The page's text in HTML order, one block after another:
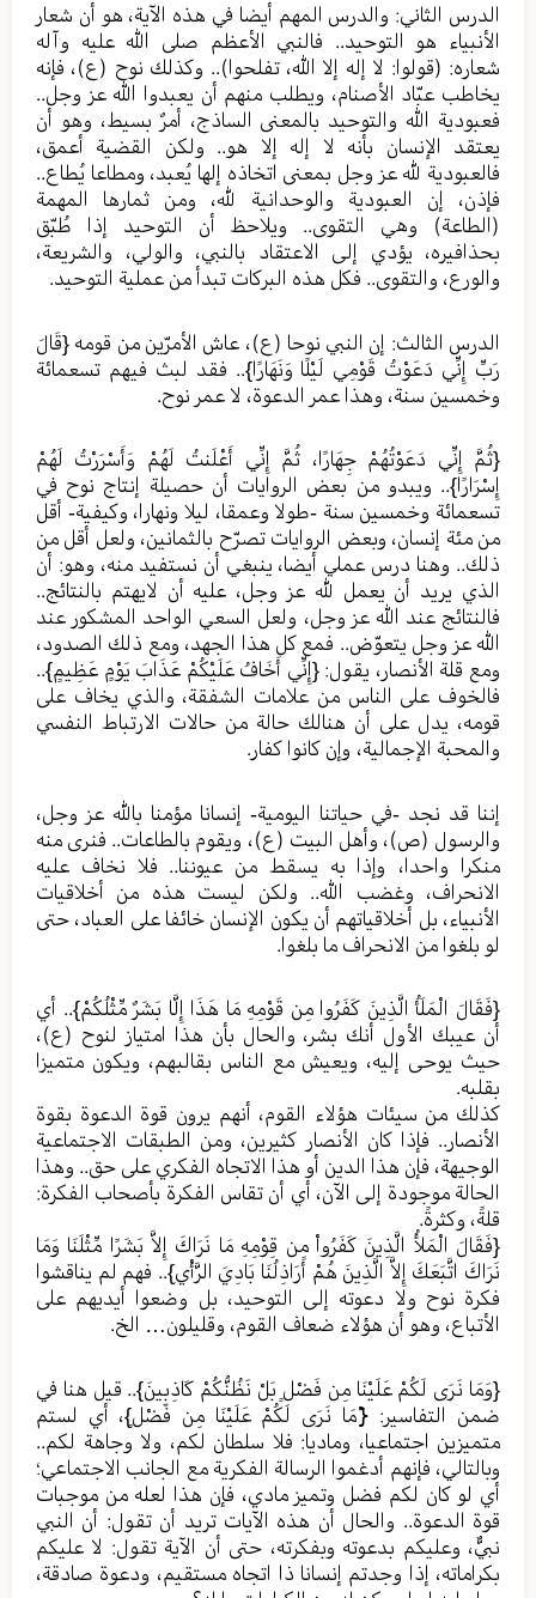
الدرس الثاني: والدرس المهم أيضا في هذه الآية، هو أن شعار
الأنبياء هو التوحيد.. فالنبي الأعظم صلى الله عليه وآله
شعاره: (قولوا: لا إله إلا الله، تفلحوا).. وكذلك نوح (ع)، فإنه
يخاطب عبّاد الأصنام، ويطلب منهم أن يعبدوا الله عز وجل..
فعبودية الله والتوحيد بالمعنى الساذج، أمرٌ بسيط، وهو أن
يعتقد الإنسان بأنه لا إله إلا هو.. ولكن القضية أعمق،
فالعبودية لله عز وجل بمعنى اتخاذه إلها يُعبد، ومطاعا يُطاع..
فإذن، إن العبودية والوحدانية لله، ومن ثمارها المهمة
(الطاعة) وهي التقوى.. ويلاحظ أن التوحيد إذا طُبّق
بحذافيره، يؤدي إلى الاعتقاد بالنبي، والولي، والشريعة،
والورع، والتقوى.. فكل هذه البركات تبدأ من عملية التوحيد.
الدرس الثالث: إن النبي نوحا (ع)، عاش الأمرّين من قومه {قَالَ
رَبِّ إِنِّي دَعَوْتُ قَوْمِي لَيْلًا وَنَهَارًا}.. فقد لبث فيهم تسعمائة
وخمسين سنة، وهذا عمر الدعوة، لا عمر نوح.
{ثُمَّ إِنِّي دَعَوْتُهُمْ جِهَارًا، ثُمَّ إِنِّي أَعْلَنتُ لَهُمْ وَأَسْرَرْتُ لَهُمْ
إِسْرَارًا}.. ويبدو من بعض الروايات أن حصيلة إنتاج نوح في
تسعمائة وخمسين سنة -طولا وعمقا، ليلا ونهارا، وكيفية- أقل
من مئة إنسان، وبعض الروايات تصرّح بالثمانين، ولعل أقل من
ذلك.. وهنا درس عملي أيضا، ينبغي أن نستفيد منه، وهو: أن
الذي يريد أن يعمل لله عز وجل، عليه أن لايهتم بالنتائج..
فالنتائج عند الله عز وجل، ولعل السعي الواحد المشكور عند
الله عز وجل يتعوّض.. فمع كل هذا الجهد، ومع ذلك الصدود،
ومع قلة الأنصار، يقول: {إِنِّي أَخَافُ عَلَيْكُمْ عَذَابَ يَوْمٍ عَظِيمٍ}..
فالخوف على الناس من علامات الشفقة، والذي يخاف على
قومه، يدل على أن هنالك حالة من حالات الارتباط النفسي
والمحبة الإجمالية، وإن كانوا كفار.
إننا قد نجد -في حياتنا اليومية- إنسانا مؤمنا بالله عز وجل،
والرسول (ص)، وأهل البيت (ع)، ويقوم بالطاعات.. فنرى منه
منكرا واحدا، وإذا به يسقط من عيوننا.. فلا نخاف عليه
الانحراف، وغضب الله.. ولكن ليست هذه من أخلاقيات
الأنبياء، بل أخلاقياتهم أن يكون الإنسان خائفا على العباد، حتى
لو بلغوا من الانحراف ما بلغوا.
{فَقَالَ الْمَلَأُ الَّذِينَ كَفَرُوا مِن قَوْمِهِ مَا هَذَا إِلَّا بَشَرٌ مِّثْلُكُمْ}.. أي
أن عيبك الأول أنك بشر، والحال بأن هذا امتياز لنوح (ع)،
حيث يوحى إليه، ويعيش مع الناس بقالبهم، ويكون متميزا
بقلبه.
كذلك من سيئات هؤلاء القوم، أنهم يرون قوة الدعوة بقوة
الأنصار.. فإذا كان الأنصار كثيرين، ومن الطبقات الاجتماعية
الوجيهة، فإن هذا الدين أو هذا الاتجاه الفكري على حق.. وهذا
الحالة موجودة إلى الآن، أي أن تقاس الفكرة بأصحاب الفكرة:
قلةً، وكثرةً.
{فَقَالَ الْمَلأُ الَّذِينَ كَفَرُواْ مِن قِوْمِهِ مَا نَرَاكَ إِلاَّ بَشَرًا مِّثْلَنَا وَمَا
نَرَاكَ اتَّبَعَكَ إِلاَّ الَّذِينَ هُمْ أَرَاذِلُنَا بَادِيَ الرَّأْيِ}.. فهم لم يناقشوا
فكرة نوح ولا دعوته إلى التوحيد، بل وضعوا أيديهم على
الأتباع، وهو أن هؤلاء ضعاف القوم، وقليلون… الخ.
{وَمَا نَرَى لَكُمْ عَلَيْنَا مِن فَضْلٍ بَلْ نَظُنُّكُمْ كَاذِبِينَ}.. قيل هنا في
ضمن التفاسير: {َمَا نَرَى لَكُمْ عَلَيْنَا مِن فَضْلٍ}، أي لستم
متميزين اجتماعيا، وماديا: فلا سلطان لكم، ولا وجاهة لكم..
وبالتالي، فإنهم أدغموا الرسالة الفكرية مع الجانب الاجتماعي؛
أي لو كان لكم فضل وتميز مادي، فإن هذا لعله من موجبات
قوة الدعوة.. والحال أن هذه الآيات تريد أن تقول: أن النبي
نبيٌّ، وعليكم بدعوته وبفكرته، حتى أن الآية تقول: لا عليكم
بكراماته، إذا وجدتم إنسانا ذا اتجاه مستقيم، ودعوة صادقة،